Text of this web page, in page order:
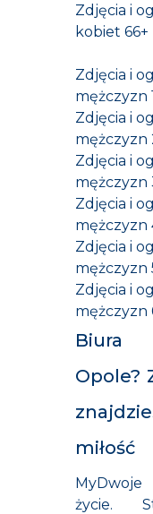
Zdjęcia i
kobiet
Zdjęcia i
mężczyzn
Zdjęcia i
mężczyzn
Zdjęcia i
mężczyzn
Zdjęcia i
mężczyzn
Zdjęcia i
mężczyzn
Zdjęcia i
mężczyzn
Biura
Opole?
miłość
życie.